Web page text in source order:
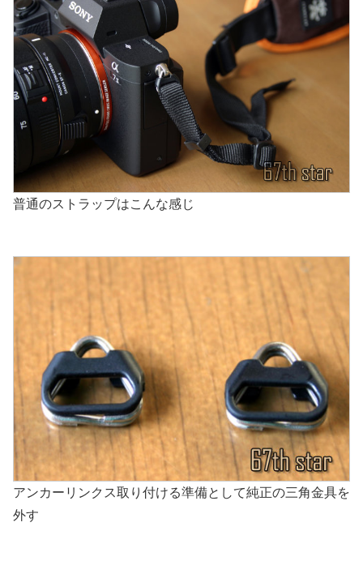
普通のストラップはこんな感じ
アンカーリンクス取り付ける準備として純正の三角金具を
外す